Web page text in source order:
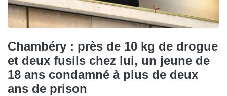
Chambéry : près de 10 kg de drogue
et deux fusils chez lui, un jeune de
18 ans condamné à plus de deux
ans de prison